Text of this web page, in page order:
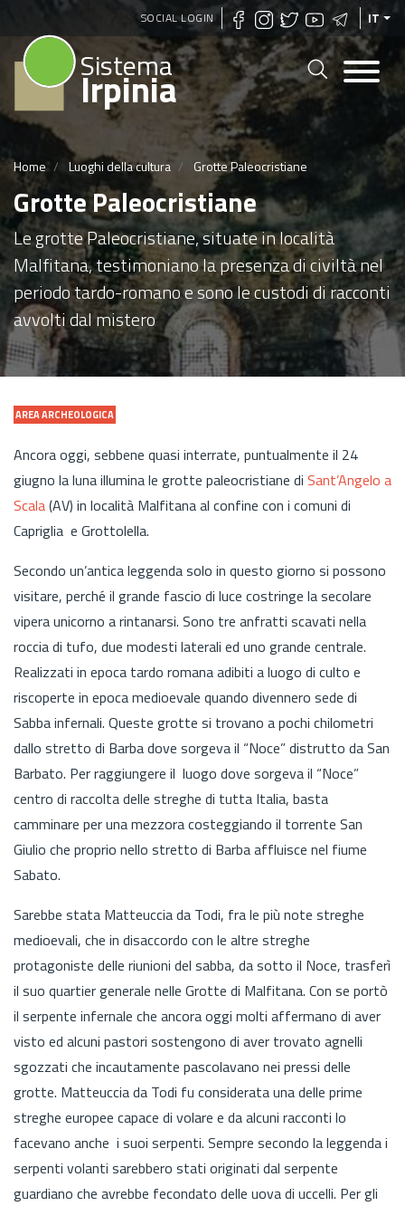
Salta
al
contenuto
principale
SOCIAL LOGIN IT
Sistema
Irpinia
Home Luoghi della cultura Grotte Paleocristiane
Grotte Paleocristiane
Le grotte Paleocristiane, situate in località
Malfitana, testimoniano la presenza di civiltà nel
periodo tardo-romano e sono le custodi di racconti
avvolti dal mistero
AREA ARCHEOLOGICA
Ancora oggi, sebbene quasi interrate, puntualmente il 24
giugno la luna illumina le grotte paleocristiane di Sant’Angelo a
Scala(AV) in località Malfitana al confine con i comuni di
Capriglia e Grottolella.
Secondo un’antica leggenda solo in questo giorno si possono
visitare, perché il grande fascio di luce costringe la secolare
vipera unicorno a rintanarsi. Sono tre anfratti scavati nella
roccia di tufo, due modesti laterali ed uno grande centrale.
Realizzati in epoca tardo romana adibiti a luogo di culto e
riscoperte in epoca medioevale quando divennero sede di
Sabba infernali. Queste grotte si trovano a pochi chilometri
dallo stretto di Barba dove sorgeva il “Noce” distrutto da San
Barbato. Per raggiungere il luogo dove sorgeva il “Noce”
centro di raccolta delle streghe di tutta Italia, basta
camminare per una mezzora costeggiando il torrente San
Giulio che proprio nello stretto di Barba affluisce nel fiume
Sabato.
Sarebbe stata Matteuccia da Todi, fra le più note streghe
medioevali, che in disaccordo con le altre streghe
protagoniste delle riunioni del sabba, da sotto il Noce, trasferì
il suo quartier generale nelle Grotte di Malfitana. Con se portò
il serpente infernale che ancora oggi molti affermano di aver
visto ed alcuni pastori sostengono di aver trovato agnelli
sgozzati che incautamente pascolavano nei pressi delle
grotte. Matteuccia da Todi fu considerata una delle prime
streghe europee capace di volare e da alcuni racconti lo
facevano anche i suoi serpenti. Sempre secondo la leggenda i
serpenti volanti sarebbero stati originati dal serpente
guardiano che avrebbe fecondato delle uova di uccelli. Per gli